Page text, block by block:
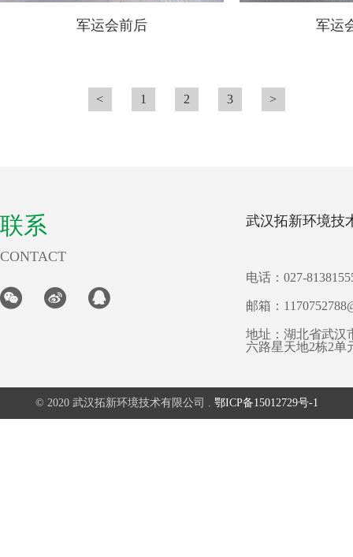
军运会前后 军运
< 1 2 3 >
联系
CONTACT
武汉拓新环境技
电话：027-
邮箱：
地址：湖北省武汉
六路星天地2栋2单
© 2020 武汉拓新环境技术有限公司 . 鄂ICP备15012729号-1